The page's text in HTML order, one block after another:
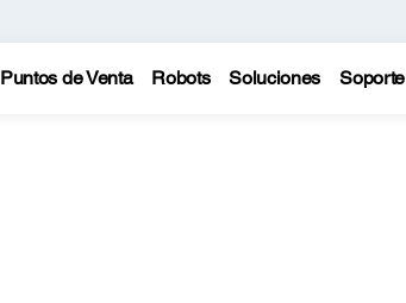
Puntos de Venta Robots Soluciones Soporte